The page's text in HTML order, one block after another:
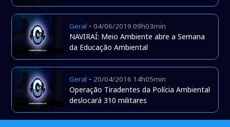
Geral -04/06/2019 09h03min
NAVIRAÍ: Meio Ambiente abre a Semana
da Educação Ambiental
Geral - 20/04/2016 14h05min
Operação Tiradentes da Polícia Ambiental
deslocará 310 militares